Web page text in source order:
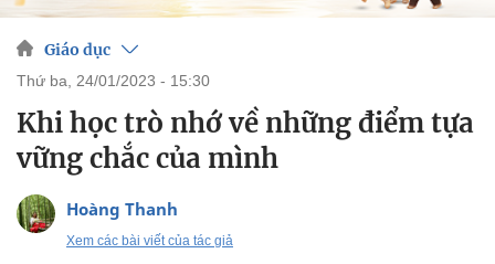
Giáo dục
thứ ba, 24/01/2023 - 15:30
Khi học trò nhớ về những điểm tựa
vững chắc của mình
Hoàng Thanh
Xem các bài viết của tác giả